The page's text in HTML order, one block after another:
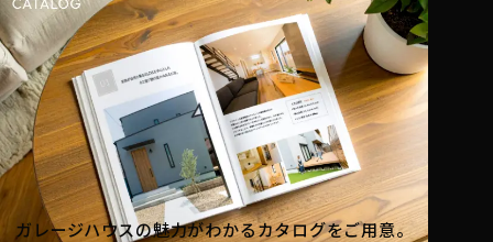
ガレージハウスの魅力がわかるカタログをご用意。